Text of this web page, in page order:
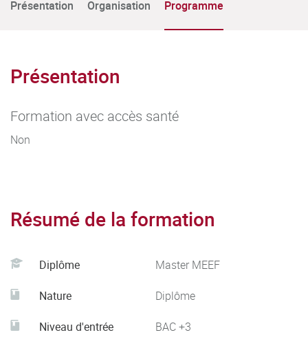
Présentation Organisation Programme
Présentation
Formation avec accès santé
Non
Résumé de la formation
Diplôme Master MEEF
Nature Diplôme
Niveau d'entrée BAC +3